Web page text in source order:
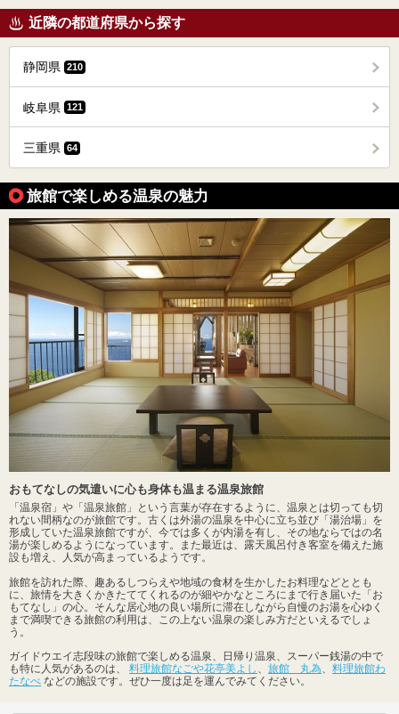
近隣の都道府県から探す
静岡県 210
岐阜県 121
三重県 64
旅館で楽しめる温泉の魅力
おもてなしの気遣いに心も身体も温まる温泉旅館
「温泉宿」や「温泉旅館」という言葉が存在するように、温泉とは切っても切
れない間柄なのが旅館です。古くは外湯の温泉を中心に立ち並び「湯治場」を
形成していた温泉旅館ですが、今では多くが内湯を有し、その地ならではの名
湯が楽しめるようになっています。また最近は、露天風呂付き客室を備えた施
設も増え、人気が高まっているようです。
旅館を訪れた際、趣あるしつらえや地域の食材を生かしたお料理などととも
に、旅情を大きくかきたててくれるのが細やかなところにまで行き届いた「お
もてなし」の心。そんな居心地の良い場所に滞在しながら自慢のお湯を心ゆく
まで満喫できる旅館の利用は、この上ない温泉の楽しみ方だといえるでしょ
う。
ガイドウエイ志段味の旅館で楽しめる温泉、日帰り温泉、スーパー銭湯の中で
も特に人気があるのは、 料理旅館なごや花亭美よし 旅館 丸為
料理旅館わ
たなべ などの施設です。ぜひ一度は足を運んでみてください。